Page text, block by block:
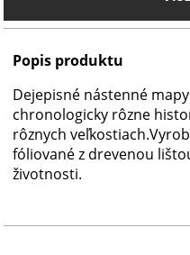
Popis produktu
Dejepisné nástenné
chronologicky rôzne
rôznych
fóliované z drevenou
životnosti.